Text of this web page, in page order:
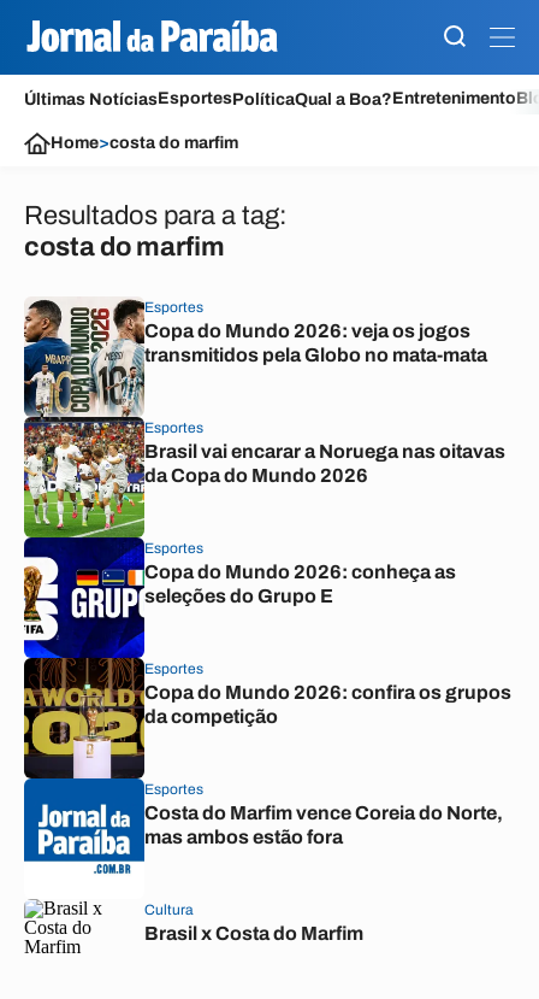
Últimas NotíciasEsportesPolíticaQual a Boa?Entretenimento
Home>costa do marfim
Resultados para a tag:
costa do marfim
Esportes
Copa do Mundo 2026: veja os jogos
transmitidos pela Globo no mata-mata
Esportes
Brasil vai encarar a Noruega nas oitavas
da Copa do Mundo 2026
Esportes
Copa do Mundo 2026: conheça as
seleções do Grupo E
Esportes
Copa do Mundo 2026: confira os grupos
da competição
Esportes
Costa do Marfim vence Coreia do Norte,
mas ambos estão fora
Cultura
Brasil x Costa do Marfim